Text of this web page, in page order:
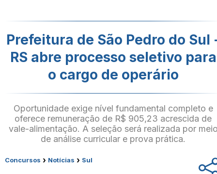
Prefeitura de São Pedro do Sul
RS abre processo seletivo para
o cargo de operário
Oportunidade exige nível fundamental completo e
oferece remuneração de R$ 905,23 acrescida de
vale-alimentação. A seleção será realizada por
de análise curricular e prova prática.
Concursos › Notícias › Sul